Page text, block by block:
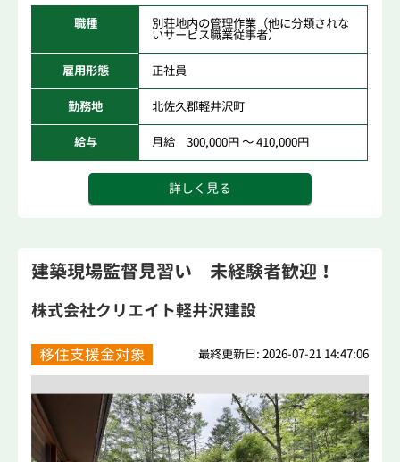
職種 別荘地内の管理作業（他に分類されな
いサービス職業従事者）
雇用形態 正社員
勤務地 北佐久郡軽井沢町
給与 月給 300,000円 ～ 410,000円
詳しく見る
建築現場監督見習い 未経験者歓迎！
株式会社クリエイト軽井沢建設
移住支援金対象 最終更新日: 2026-07-21 14:47:06